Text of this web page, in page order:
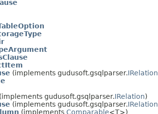
(implements gudusoft.gsqlparser.IRelation
(implements gudusoft.gsqlparser.IRelation)
(implements gudusoft.gsqlparser.IRelation
(implements Comparable<T>)